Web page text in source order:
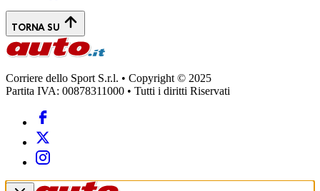
TORNA SU
Corriere dello Sport S.r.l. • Copyright © 2025
Partita IVA: 00878311000 • Tutti i diritti Riservati